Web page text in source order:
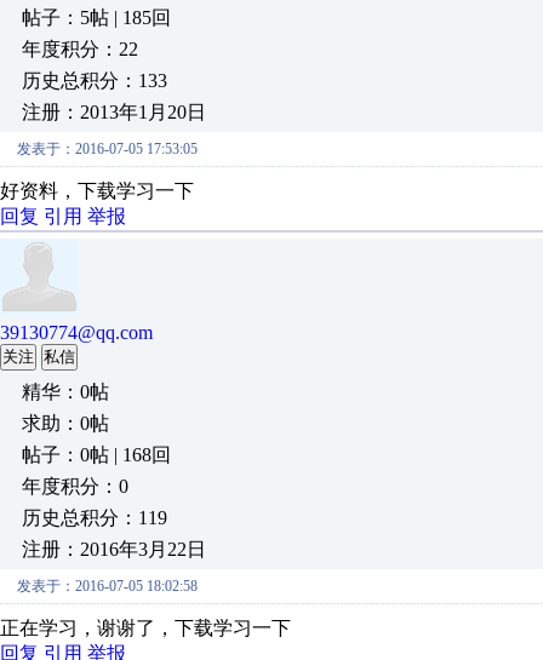
帖子：5帖 | 185回
年度积分：22
历史总积分：133
注册：2013年1月20日
发表于：2016-07-05 17:53:05
好资料，下载学习一下
回复 引用 举报
39130774@qq.com
关注 私信
精华：0帖
求助：0帖
帖子：0帖 | 168回
年度积分：0
历史总积分：119
注册：2016年3月22日
发表于：2016-07-05 18:02:58
正在学习，谢谢了，下载学习一下
回复 引用 举报